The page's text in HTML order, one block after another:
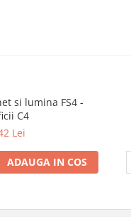
si lumina FS4 -
C4
Lei
ADAUGA IN COS